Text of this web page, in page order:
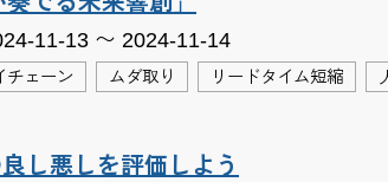
11-13 〜 2024-11-14
チェーン ムダ取り リードタイム短縮
し悪しを評価しよう